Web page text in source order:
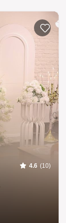
4.6 (10)